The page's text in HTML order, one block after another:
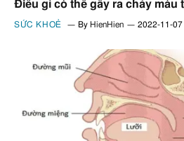
Điều gì có thể gây ra chảy máu
SỨC KHOẺ By HienHien 2022-11-07